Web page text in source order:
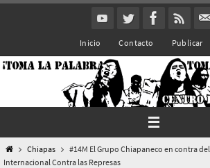
Inicio Contacto Publicar
InicioChiapas
#14M El Grupo Chiapaneco en contra
Internacional Contra las Represas